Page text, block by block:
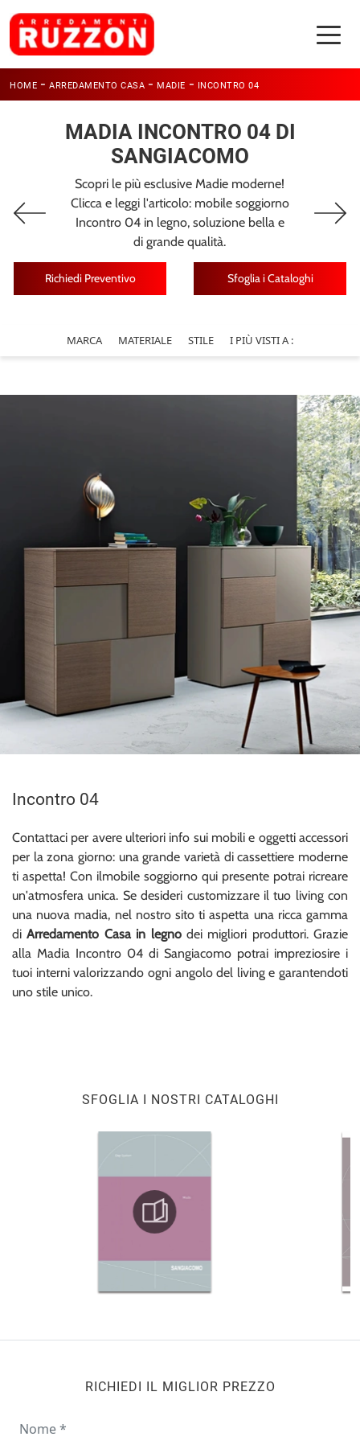
HOME - ARREDAMENTO CASA - MADIE - INCONTRO 04
MADIA INCONTRO 04 DI
SANGIACOMO
Scopri le più esclusive Madie moderne!
Clicca e leggi l'articolo: mobile soggiorno
Incontro 04 in legno, soluzione bella e
di grande qualità.
Richiedi Preventivo Sfoglia i Cataloghi
MARCA MATERIALE STILE I PIÙ VISTI A :
Incontro 04
Contattaci per avere ulteriori info sui mobili e oggetti accessori
per la zona giorno: una grande varietà di cassettiere moderne
ti aspetta! Con ilmobile soggiorno qui presente potrai ricreare
un'atmosfera unica. Se desideri customizzare il tuo living con
una nuova madia, nel nostro sito ti aspetta una ricca gamma
diArredamento Casa in legnodei migliori produttori. Grazie
alla Madia Incontro 04 di Sangiacomo potrai impreziosire i
tuoi interni valorizzando ogni angolo del living e garantendoti
uno stile unico.
SFOGLIA I NOSTRI CATALOGHI
RICHIEDI IL MIGLIOR PREZZO